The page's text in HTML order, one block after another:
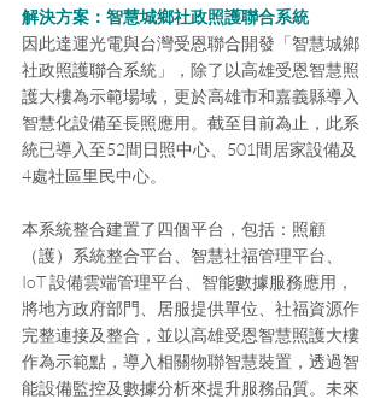
解決方案：智慧城鄉社政照護聯合系統
因此達運光電與台灣受恩聯合開發「智慧城鄉
社政照護聯合系統」，除了以高雄受恩智慧照
護大樓為示範場域，更於高雄市和嘉義縣導入
智慧化設備至長照應用。截至目前為止，此系
統已導入至52間日照中心、501間居家設備及
4處社區里民中心。
本系統整合建置了四個平台，包括：照顧
（護）系統整合平台、智慧社福管理平台、
IoT 設備雲端管理平台、智能數據服務應用，
將地方政府部門、居服提供單位、社福資源作
完整連接及整合，並以高雄受恩智慧照護大樓
作為示範點，導入相關物聯智慧裝置，透過智
能設備監控及數據分析來提升服務品質。未來